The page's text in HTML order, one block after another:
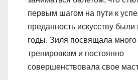
первым шагом на пути к
преданность искусству
годы. Зиля посвящала
тренировкам и постоянно
совершенствовала свое